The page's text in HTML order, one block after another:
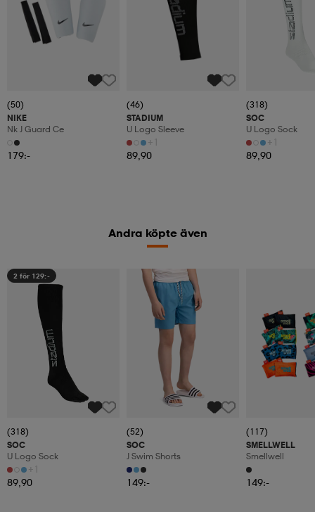
(50)
NIKE
Nk J Guard Ce
179:-
(46)
STADIUM
U Logo Sleeve
+1
89,90
(318)
SOC
U Logo Sock
+1
89,90
Andra köpte även
2 för 129:-
(318)
SOC
U Logo Sock
+1
89,90
(52)
SOC
J Swim Shorts
149:-
(117)
SMELLWELL
Smellwell
149:-